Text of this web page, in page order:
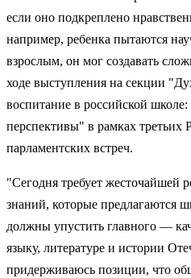
если оно подкреплено
например, ребенка пытаются
взрослым, он мог создавать
ходе выступления на секции
воспитание в российской
перспективы" в рамках третьих
парламентских встреч.
"Сегодня требует жесточайшей
знаний, которые предлагаются
должны упустить главного —
языку, литературе и истории
придерживаюсь позиции, что